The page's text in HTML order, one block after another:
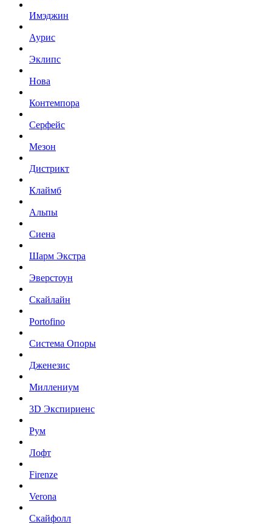
Имэджин
Аурис
Эклипс
Нова
Контемпора
Серфейс
Мезон
Дистрикт
Клаймб
Альпы
Сиена
Шарм Экстра
Эверстоун
Скайлайн
Portofino
Система Опоры
Дженезис
Миллениум
3D Экспириенс
Рум
Лофт
Firenze
Verona
Скайфолл